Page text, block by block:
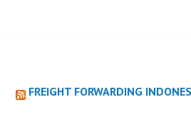
FREIGHT FORWARDING